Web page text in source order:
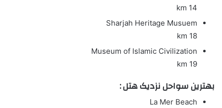
14 km
Sharjah Heritage Musuem
18 km
Museum of Islamic Civilization
19 km
بهترین سواحل نزدیک هتل :
La Mer Beach